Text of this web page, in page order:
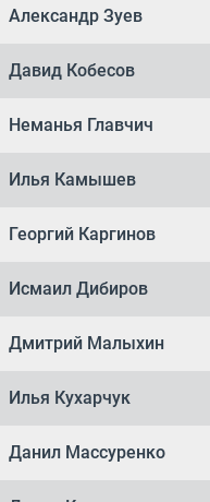
Александр Зуев
Давид Кобесов
Неманья Главчич
Илья Камышев
Георгий Каргинов
Исмаил Дибиров
Дмитрий Малыхин
Илья Кухарчук
Данил Массуренко